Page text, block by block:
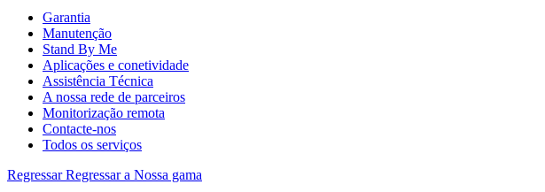
Garantia
Manutenção
Stand By Me
Aplicações e conetividade
Assistência Técnica
A nossa rede de parceiros
Monitorização remota
Contacte-nos
Todos os serviços
Regressar Regressar a Nossa gama